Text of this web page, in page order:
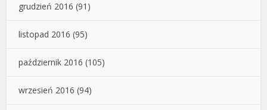
grudzień 2016 (91)
listopad 2016 (95)
październik 2016 (105)
wrzesień 2016 (94)